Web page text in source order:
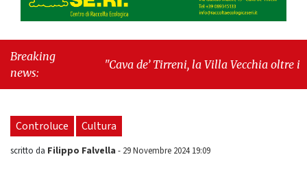
Breaking
news:
"Cava de’ Tirreni, la Villa Vecchia oltre i
seduta consiliare: “Serve chiarezza!”"
Controluce Cultura
scritto da Filippo Falvella - 29 Novembre 2024 19:09